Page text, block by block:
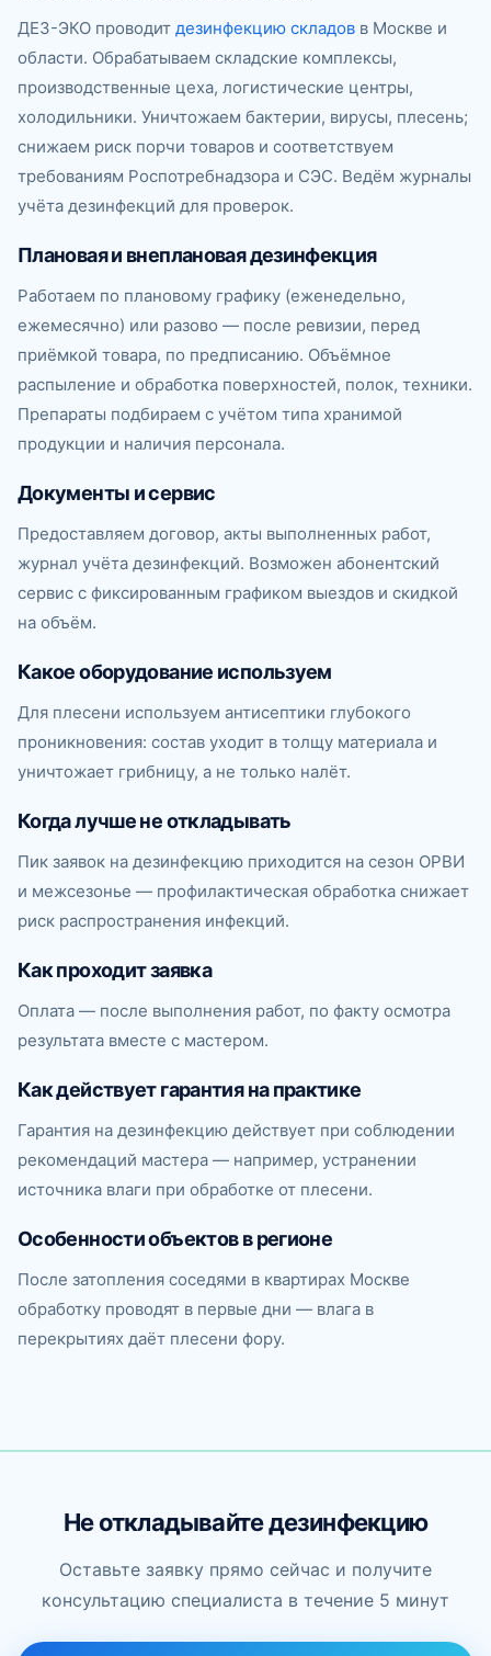
ДЕЗ-ЭКО проводит дезинфекцию складов в Москве и
области. Обрабатываем складские комплексы,
производственные цеха, логистические центры,
холодильники. Уничтожаем бактерии, вирусы, плесень;
снижаем риск порчи товаров и соответствуем
требованиям Роспотребнадзора и СЭС. Ведём журналы
учёта дезинфекций для проверок.
Плановая и внеплановая дезинфекция
Работаем по плановому графику (еженедельно,
ежемесячно) или разово — после ревизии, перед
приёмкой товара, по предписанию. Объёмное
распыление и обработка поверхностей, полок, техники.
Препараты подбираем с учётом типа хранимой
продукции и наличия персонала.
Документы и сервис
Предоставляем договор, акты выполненных работ,
журнал учёта дезинфекций. Возможен абонентский
сервис с фиксированным графиком выездов и скидкой
на объём.
Какое оборудование используем
Для плесени используем антисептики глубокого
проникновения: состав уходит в толщу материала и
уничтожает грибницу, а не только налёт.
Когда лучше не откладывать
Пик заявок на дезинфекцию приходится на сезон ОРВИ
и межсезонье — профилактическая обработка снижает
риск распространения инфекций.
Как проходит заявка
Оплата — после выполнения работ, по факту осмотра
результата вместе с мастером.
Как действует гарантия на практике
Гарантия на дезинфекцию действует при соблюдении
рекомендаций мастера — например, устранении
источника влаги при обработке от плесени.
Особенности объектов в регионе
После затопления соседями в квартирах Москве
обработку проводят в первые дни — влага в
перекрытиях даёт плесени фору.
Не откладывайте дезинфекцию
Оставьте заявку прямо сейчас и получите
консультацию специалиста в течение 5 минут